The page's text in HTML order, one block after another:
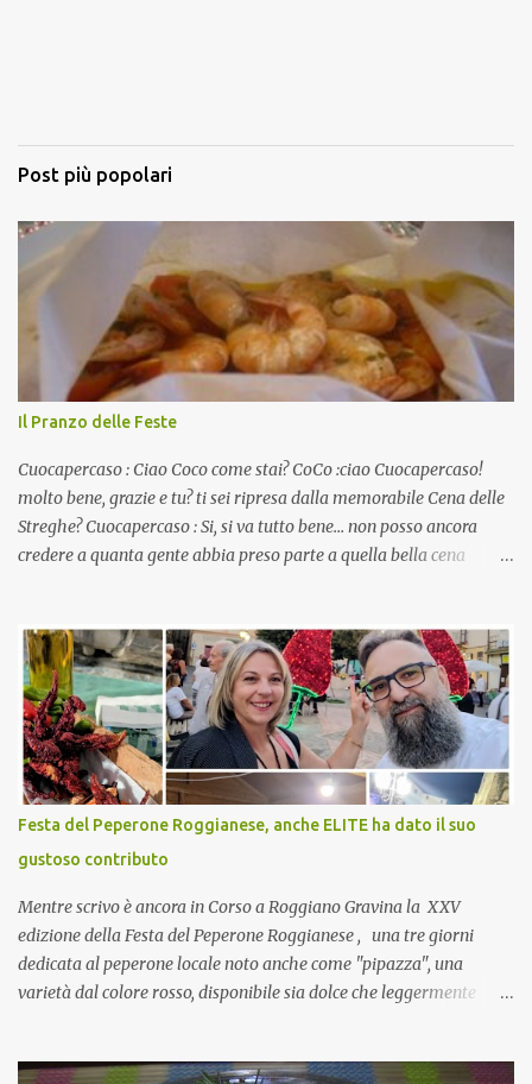
Post più popolari
Il Pranzo delle Feste
Cuocapercaso : Ciao Coco come stai? CoCo :ciao Cuocapercaso!
molto bene, grazie e tu? ti sei ripresa dalla memorabile Cena delle
Streghe? Cuocapercaso : Si, si va tutto bene… non posso ancora
credere a quanta gente abbia preso parte a quella bella cena
pranzo, racconta un po'! Perchè io avrò ospiti e cerco degli spunti...
Cuocapercaso : A dire il vero domenica prossima non preparo
nulla perché vado al Pranzo Aziendale di fine anno organizzato dai
mie capi! CoCo : Pranzo aziendale? Una bella idea! Cuocapercaso :
si, è un modo per riunirsi tutti a fine anno e tirare le somme…
naturalmente mangiando tutti insieme, con grande convivialità!
CoCo : è naturale il cibo, come sappiamo bene, funziona spesso da
collante e anche nel lavoro riesce a creare spesso l’ambiente
favorevole per molte belle opportunità, non trovi? Cuocapercaso :
Si, concordo! …addirittura si dice...
Festa del Peperone Roggianese, anche ELITE ha dato il suo
gustoso contributo
Mentre scrivo è ancora in Corso a Roggiano Gravina la XXV
edizione della Festa del Peperone Roggianese , una tre giorni
dedicata al peperone locale noto anche come "pipazza", una
varietà dal colore rosso, disponibile sia dolce che leggermente
(Pat) della Calabria. Un ingrediente versatile in cucina, utilizzato